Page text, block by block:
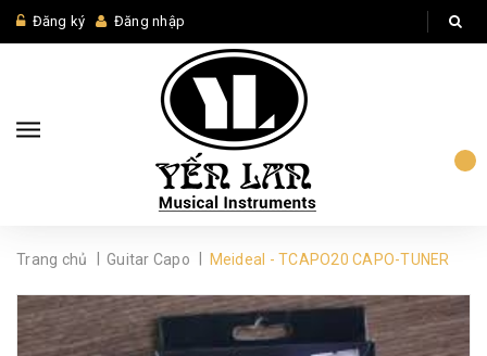
Đăng ký Đăng nhập
Trang chủ Guitar Capo Meideal - TCAPO20 CAPO-TUNER